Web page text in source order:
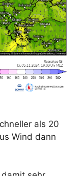
als 20
Wind dann